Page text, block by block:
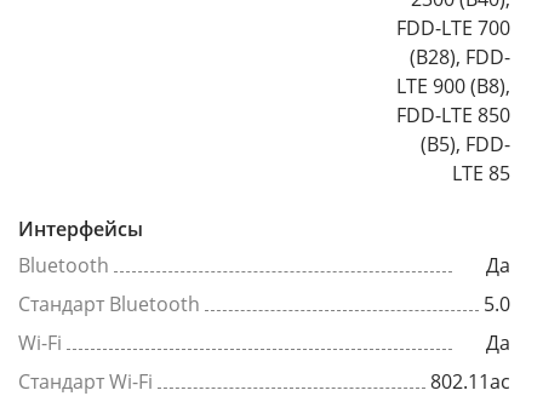
FDD-LTE 700
(B28), FDD-
LTE 900 (B8),
FDD-LTE 850
(B5), FDD-
LTE 85
Интерфейсы
Bluetooth
Да
Стандарт Bluetooth
5.0
Wi-Fi
Да
Стандарт Wi-Fi
802.11ac